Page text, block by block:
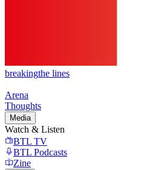
breakingthe lines
Arena
Thoughts
Media
Watch & Listen
BTL TV
BTL Podcasts
Zine